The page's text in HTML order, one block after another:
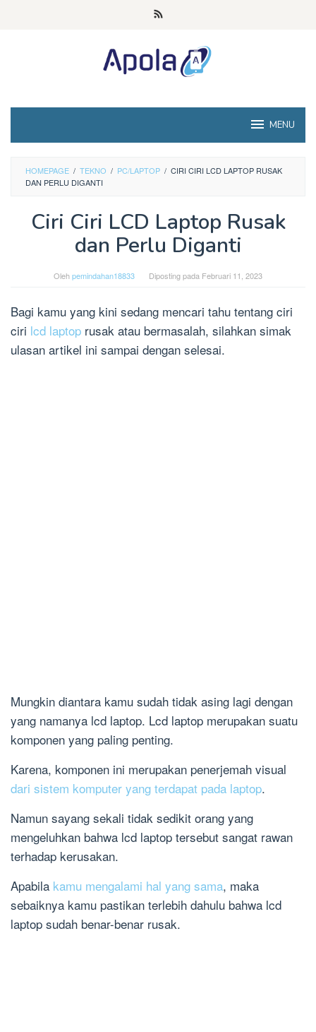
MENU
HOMEPAGE / TEKNO / PC/LAPTOP / CIRI CIRI LCD LAPTOP RUSAK
DAN PERLU DIGANTI
Ciri Ciri LCD Laptop Rusak
dan Perlu Diganti
Olehpemindahan18833 Diposting pada Februari 11, 2023
Bagi kamu yang kini sedang mencari tahu tentang ciri
ciri lcd laptop rusak atau bermasalah, silahkan simak
ulasan artikel ini sampai dengan selesai.
Mungkin diantara kamu sudah tidak asing lagi dengan
yang namanya lcd laptop. Lcd laptop merupakan suatu
komponen yang paling penting.
Karena, komponen ini merupakan penerjemah visual
dari sistem komputer yang terdapat pada laptop.
Namun sayang sekali tidak sedikit orang yang
mengeluhkan bahwa lcd laptop tersebut sangat rawan
terhadap kerusakan.
Apabila kamu mengalami hal yang sama, maka
sebaiknya kamu pastikan terlebih dahulu bahwa lcd
laptop sudah benar-benar rusak.